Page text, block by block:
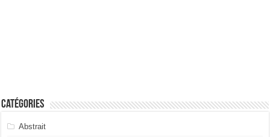
Catégories
Abstrait